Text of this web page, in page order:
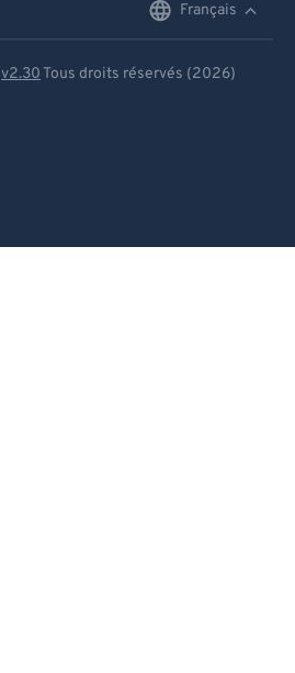
Français
v2.30 Tous droits réservés (2026)